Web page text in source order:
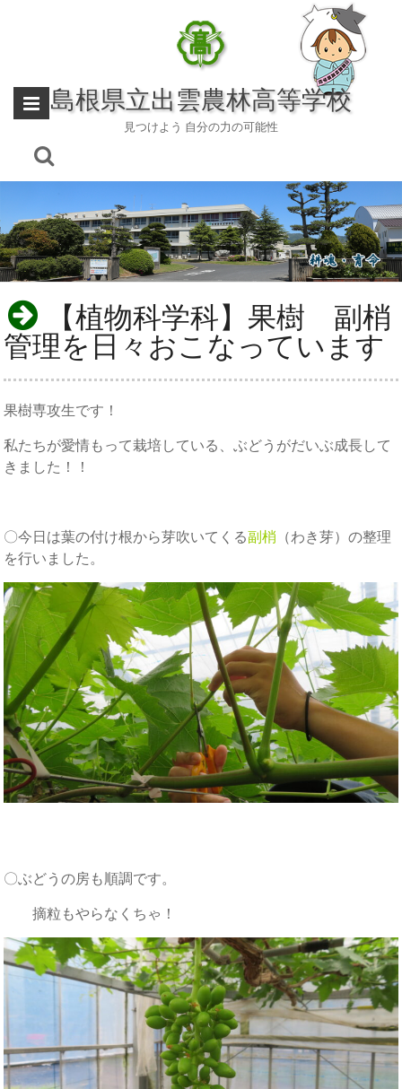
島根県立出雲農林高等学校
見つけよう 自分の力の可能性
【植物科学科】果樹 副梢
管理を日々おこなっています
果樹専攻生です！
私たちが愛情もって栽培している、ぶどうがだいぶ成長して
きました！！
〇今日は葉の付け根から芽吹いてくる副梢 （わき芽）の整理
を行いました。
〇ぶどうの房も順調です。
摘粒もやらなくちゃ！